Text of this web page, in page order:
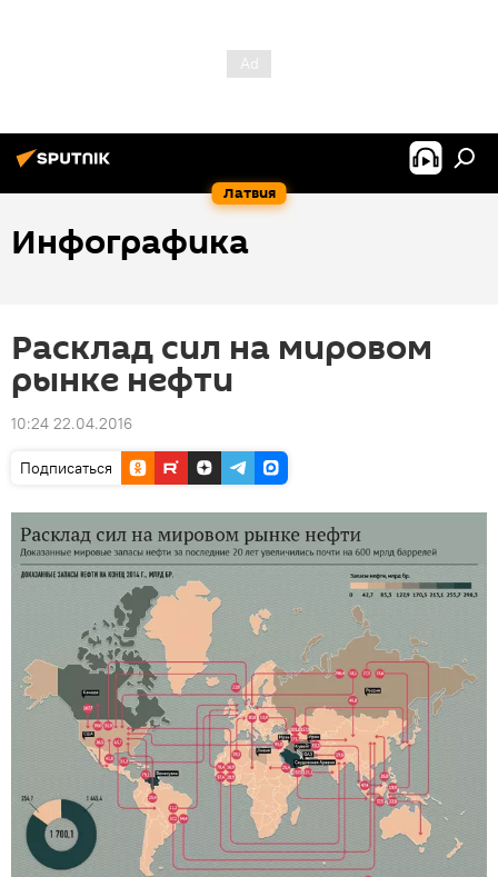
Латвия
Инфографика
Расклад сил на мировом
рынке нефти
10:24 22.04.2016
Подписаться